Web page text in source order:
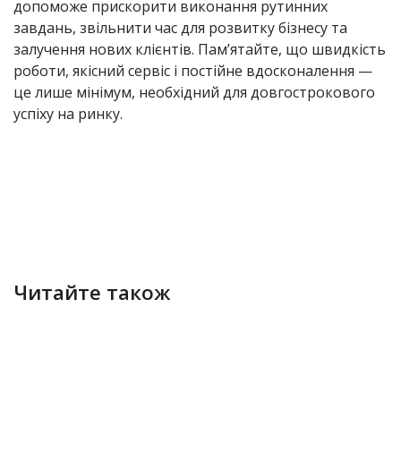
допоможе прискорити виконання рутинних
завдань, звільнити час для розвитку бізнесу та
залучення нових клієнтів. Памʼятайте, що швидкість
роботи, якісний сервіс і постійне вдосконалення —
це лише мінімум, необхідний для довгострокового
успіху на ринку.
Читайте також